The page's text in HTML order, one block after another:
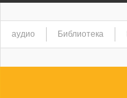
аудио Библиотека